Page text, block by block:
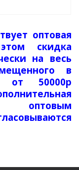
оптовая
скидка
на весь
в
от 50000р
оптовым